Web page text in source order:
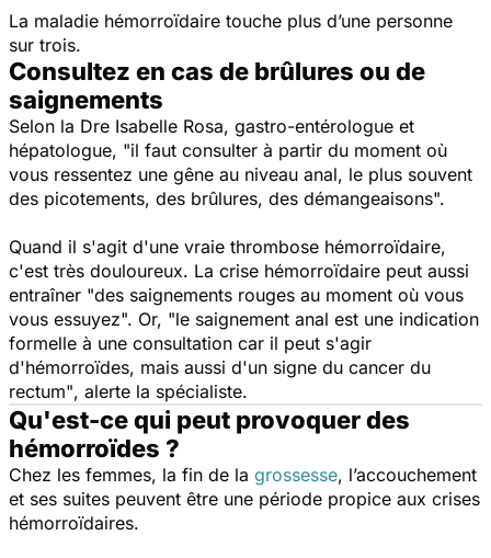
La maladie hémorroïdaire touche plus d’une personne
sur trois.
Consultez en cas de brûlures ou de
saignements
Selon la Dre Isabelle Rosa, gastro-entérologue et
hépatologue, "il faut consulter à partir du moment où
vous ressentez une gêne au niveau anal, le plus souvent
des picotements, des brûlures, des démangeaisons".
Quand il s'agit d'une vraie thrombose hémorroïdaire,
c'est très douloureux. La crise hémorroïdaire peut aussi
entraîner "des saignements rouges au moment où vous
vous essuyez". Or, "le saignement anal est une indication
formelle à une consultation car il peut s'agir
d'hémorroïdes, mais aussi d'un signe du cancer du
rectum", alerte la spécialiste.
Qu'est-ce qui peut provoquer des
hémorroïdes ?
Chez les femmes, la fin de la grossesse, l’accouchement
et ses suites peuvent être une période propice aux crises
hémorroïdaires.